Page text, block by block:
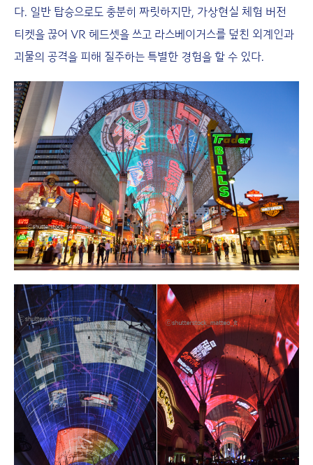
다. 일반 탑승으로도 충분히 짜릿하지만, 가상현실 체험 버전
티켓을 끊어 VR 헤드셋을 쓰고 라스베이거스를 덮친 외계인과
괴물의 공격을 피해 질주하는 특별한 경험을 할 수 있다.